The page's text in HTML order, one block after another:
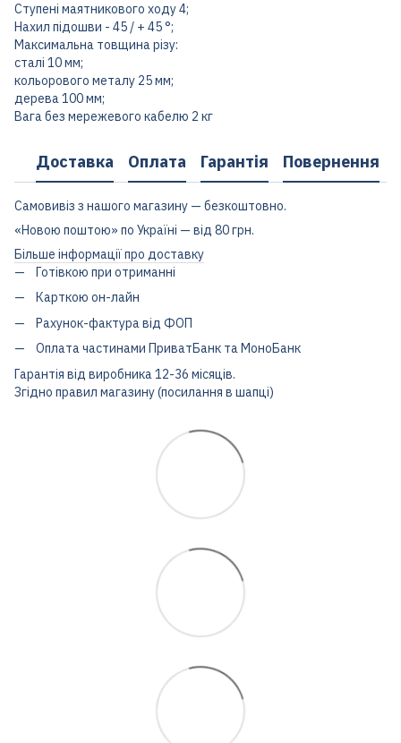
Ступені маятникового ходу 4;
Нахил підошви - 45 / + 45 °;
Максимальна товщина різу:
сталі 10 мм;
кольорового металу 25 мм;
дерева 100 мм;
Вага без мережевого кабелю 2 кг
Доставка Оплата Гарантія Повернення
Самовивіз з нашого магазину — безкоштовно.
«Новою поштою» по Україні — від 80 грн.
Більше інформації про доставку
Готівкою при отриманні
Карткою он-лайн
Рахунок-фактура від ФОП
Оплата частинами ПриватБанк та МоноБанк
Гарантія від виробника 12-36 місяців.
Згідно правил магазину (посилання в шапці)